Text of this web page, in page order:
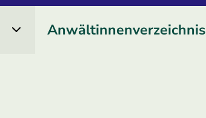
Anwältinnen­verzeichnis